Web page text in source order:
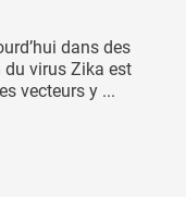
dans des
virus Zika est
vecteurs y ...